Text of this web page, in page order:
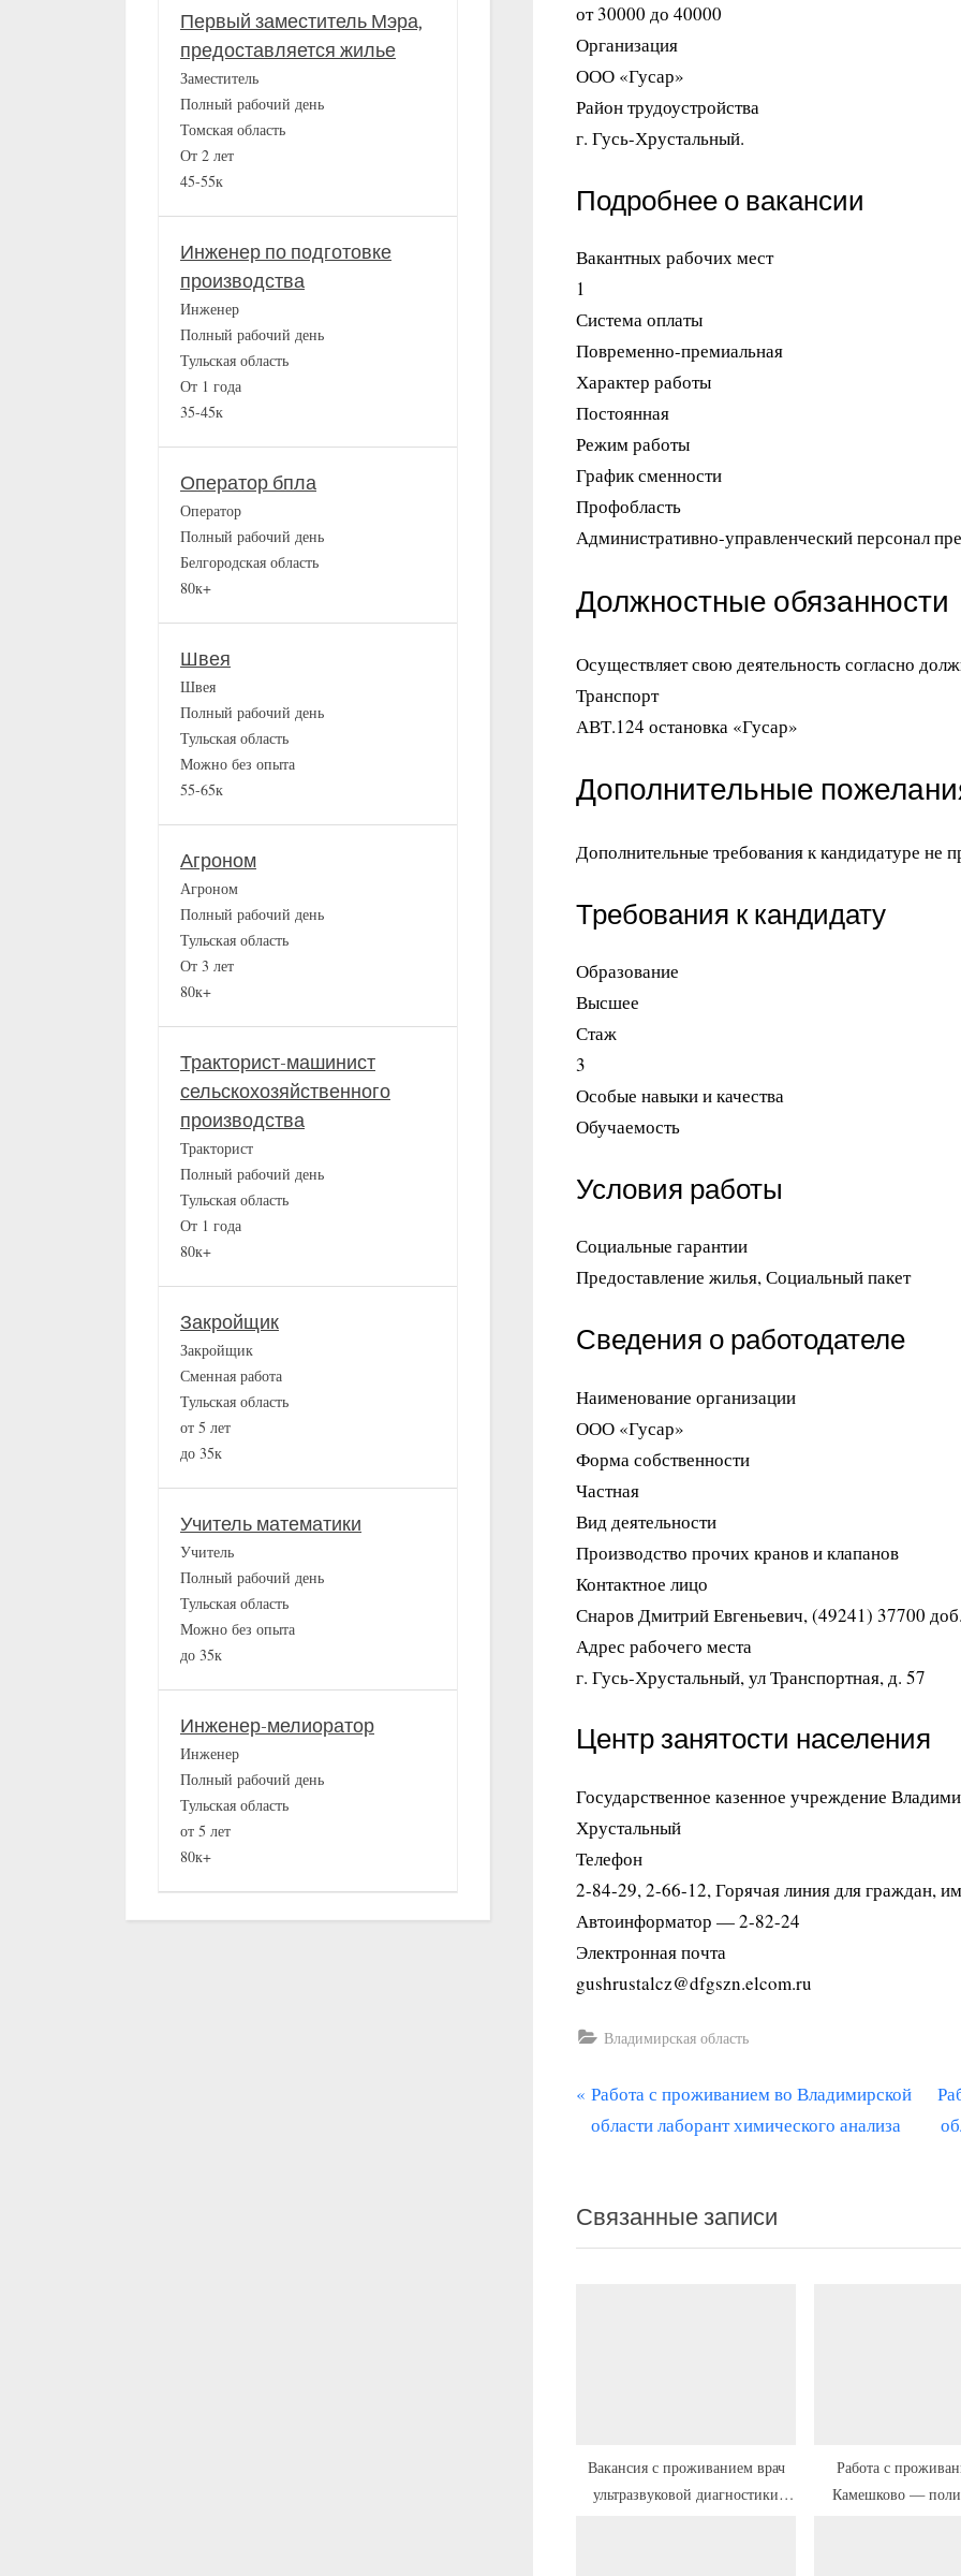
от 30000 до 40000
Организация
ООО «Гусар»
Район трудоустройства
г. Гусь-Хрустальный.
Подробнее о вакансии
Вакантных рабочих мест
1
Система оплаты
Повременно-премиальная
Характер работы
Постоянная
Режим работы
График сменности
Профобласть
Административно-управленческий персонал
Должностные обязанности
Осуществляет свою деятельность согласно
Транспорт
АВТ.124 остановка «Гусар»
Дополнительные
Дополнительные требования к кандидатуре не
Требования к кандидату
Образование
Высшее
Стаж
3
Особые навыки и качества
Обучаемость
Условия работы
Социальные гарантии
Предоставление жилья, Социальный пакет
Сведения о работодателе
Наименование организации
ООО «Гусар»
Форма собственности
Частная
Вид деятельности
Производство прочих кранов и клапанов
Контактное лицо
Снаров Дмитрий Евгеньевич, (49241) 37700
Адрес рабочего места
г. Гусь-Хрустальный, ул Транспортная, д. 57
Центр занятости населения
Государственное казенное учреждение
Хрустальный
Телефон
2-84-29, 2-66-12, Горячая линия для граждан,
Автоинформатор — 2-82-24
Электронная почта
gushrustalcz@dfgszn.elcom.ru
Владимирская область
Навигация
по
П
р
ы
д
п
и
Работа с проживанием во Владимирской
области лаборант химического анализа
С
л
ю
и
с
Связанные записи
Вакансия с проживанием врач
ультразвуковой диагностики
Работа с
Камешково —
Первый заместитель Мэра,
предоставляется жилье
Заместитель
Полный рабочий день
Томская область
От 2 лет
45-55к
Инженер по подготовке
производства
Инженер
Полный рабочий день
Тульская область
От 1 года
35-45к
Оператор бпла
Оператор
Полный рабочий день
Белгородская область
80к+
Швея
Швея
Полный рабочий день
Тульская область
Можно без опыта
55-65к
Агроном
Агроном
Полный рабочий день
Тульская область
От 3 лет
80к+
Тракторист-машинист
сельскохозяйственного
производства
Тракторист
Полный рабочий день
Тульская область
От 1 года
80к+
Закройщик
Закройщик
Сменная работа
Тульская область
от 5 лет
до 35к
Учитель математики
Учитель
Полный рабочий день
Тульская область
Можно без опыта
до 35к
Инженер-мелиоратор
Инженер
Полный рабочий день
Тульская область
от 5 лет
80к+